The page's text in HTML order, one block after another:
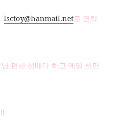
lsctoy@hanmail.net로 연락
편한 선배다 하고 메일 쓰면